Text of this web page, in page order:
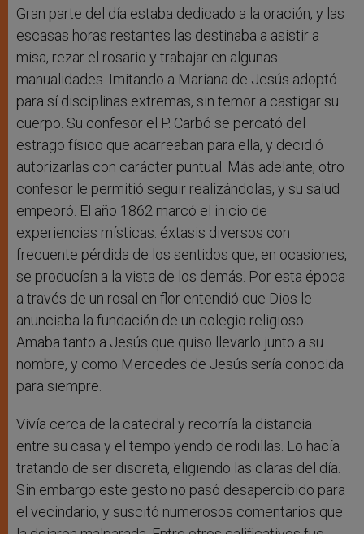
Gran parte del día estaba dedicado a la oración, y las
escasas horas restantes las destinaba a asistir a
misa, rezar el rosario y trabajar en algunas
manualidades. Imitando a Mariana de Jesús adoptó
para sí disciplinas extremas, sin temor a castigar su
cuerpo. Su confesor el P. Carbó se percató del
estrago físico que acarreaban para ella, y decidió
autorizarlas con carácter puntual. Más adelante, otro
confesor le permitió seguir realizándolas, y su salud
empeoró. El año 1862 marcó el inicio de
experiencias místicas: éxtasis diversos con
frecuente pérdida de los sentidos que, en ocasiones,
se producían a la vista de los demás. Por esta época
a través de un rosal en flor entendió que Dios le
anunciaba la fundación de un colegio religioso.
Amaba tanto a Jesús que quiso llevarlo junto a su
nombre, y como Mercedes de Jesús sería conocida
para siempre.
Vivía cerca de la catedral y recorría la distancia
entre su casa y el tempo yendo de rodillas. Lo hacía
tratando de ser discreta, eligiendo las claras del día.
Sin embargo este gesto no pasó desapercibido para
el vecindario, y suscitó numerosos comentarios que